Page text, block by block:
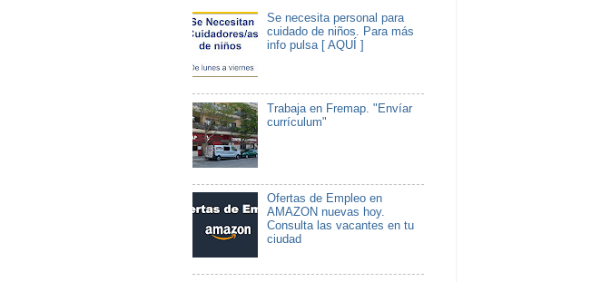
Se necesita personal para
cuidado de niños. Para más
info pulsa [ AQUÍ ]
Trabaja en Fremap. "Envíar
currículum"
Ofertas de Empleo en
AMAZON nuevas hoy.
Consulta las vacantes en tu
ciudad